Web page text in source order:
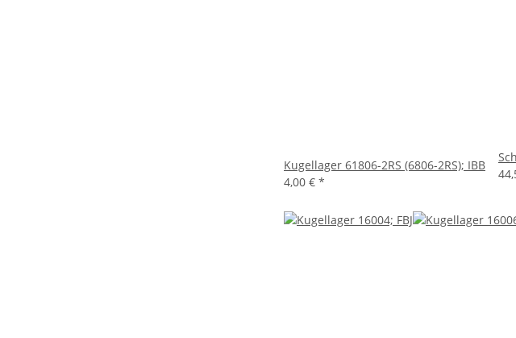
Kugellager 61806-2RS (6806-2RS); IBB
4,00 € *